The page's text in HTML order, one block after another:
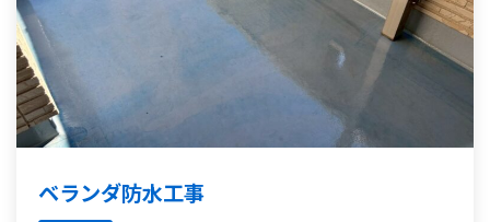
ベランダ防水工事